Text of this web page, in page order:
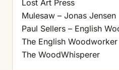
Lost Art Press
Mulesaw – Jonas Jensen
Paul Sellers – English
The English Woodworker
The WoodWhisperer